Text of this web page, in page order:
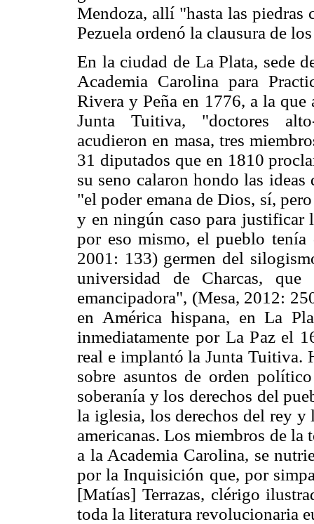
Mendoza, allí "hasta las piedras
Pezuela ordenó la clausura de
En la ciudad de La Plata, sede
Academia Carolina para
Rivera y Peña en 1776, a la
Junta Tuitiva, "doctores
acudieron en masa, tres
31 diputados que en 1810
su seno calaron hondo las
"el poder emana de Dios, sí,
y en ningún caso para justificar
por eso mismo, el pueblo tenía
2001: 133) germen del
universidad de Charcas,
emancipadora", (Mesa, 2012:
en América hispana, en La
inmediatamente por La Paz el
real e implantó la Junta Tuitiva.
sobre asuntos de orden
soberanía y los derechos del
la iglesia, los derechos del rey
americanas. Los miembros de la
a la Academia Carolina, se
por la Inquisición que, por
[Matías] Terrazas, clérigo
toda la literatura revolucionaria